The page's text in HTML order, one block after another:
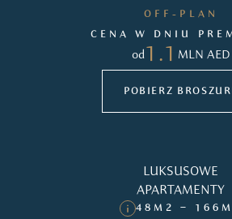
OFF-PLAN
CENA W DNIU
od1.1 MLN AED
POBIERZ
LUKSUSOWE
APARTAMENTY
48M2 –